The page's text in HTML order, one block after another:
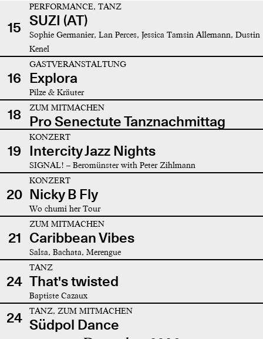
15
PERFORMANCE, TANZ
SUZI (AT)
Sophie Germanier, Lan Perces, Jessica Tamsin Allemann, Dustin
Kenel
16
GASTVERANSTALTUNG
Explora
Pilze & Kräuter
18 ZUM MITMACHEN
Pro Senectute Tanznachmittag
19
KONZERT
Intercity Jazz Nights
SIGNAL! – Beromünster with Peter Zihlmann
20
KONZERT
Nicky B Fly
Wo chumi her Tour
21
ZUM MITMACHEN
Caribbean Vibes
Salsa, Bachata, Merengue
24
TANZ
That's twisted
Baptiste Cazaux
24 TANZ, ZUM MITMACHEN
Südpol Dance